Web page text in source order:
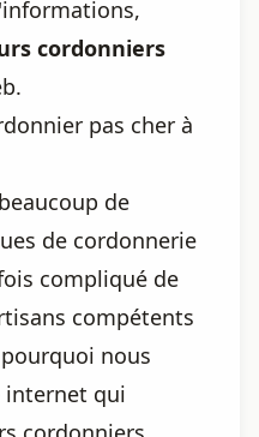
cordonniers
pas cher à
de
de cordonnerie
compliqué de
compétents
nous
internet qui